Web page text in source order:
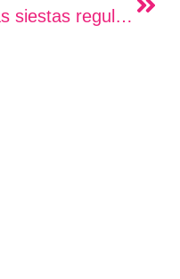
Las siestas regulares pueden ayudar a los niños a aprender